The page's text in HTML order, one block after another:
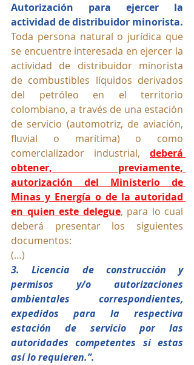
Autorización para ejercer la
actividad de distribuidor minorista.
Toda persona natural o jurídica que
se encuentre interesada en ejercer la
actividad de distribuidor minorista
de combustibles líquidos derivados
del petróleo en el territorio
colombiano, a través de una estación
de servicio (automotriz, de aviación,
fluvial o marítima) o como
comercializador industrial, deberá
obtener, previamente,
autorización del Ministerio de
Minas y Energía o de la autoridad
en quien este delegue, para lo cual
deberá presentar los siguientes
documentos:
(…)
3. Licencia de construcción y
permisos y/o autorizaciones
ambientales correspondientes,
expedidos para la respectiva
estación de servicio por las
autoridades competentes si estas
así lo requieren.”.